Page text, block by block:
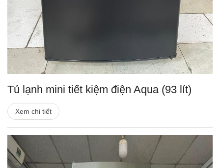
Tủ lạnh mini tiết kiệm điện Aqua (93 lít)
Xem chi tiết